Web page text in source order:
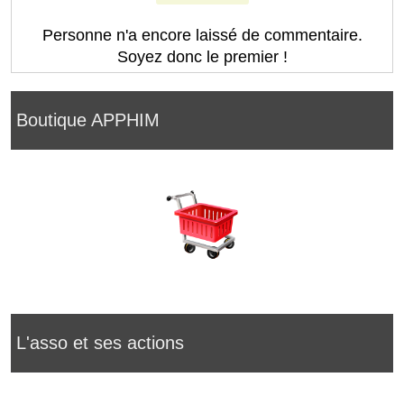
Boutique APPHIM
L'asso et ses actions
Personne n'a encore laissé de commentaire.
Soyez donc le premier !